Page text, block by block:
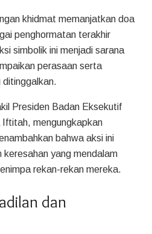
khidmat memanjatkan doa
penghormatan terakhir
simbolik ini menjadi sarana
perasaan serta
ditinggalkan.
Presiden Badan Eksekutif
Iftitah, mengungkapkan
bahwa aksi ini
keresahan yang mendalam
rekan-rekan mereka.
dan